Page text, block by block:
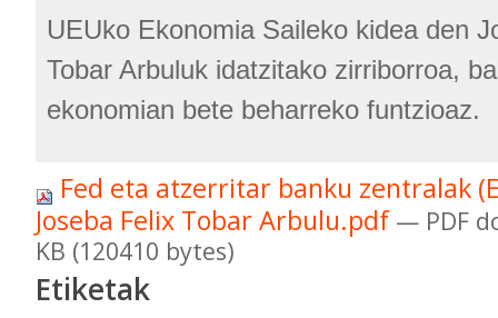
UEUko Ekonomia Saileko kidea den
Tobar Arbuluk idatzitako zirriborroa,
ekonomian bete beharreko funtzioaz.
Fed eta atzerritar banku zentralak
Joseba Felix Tobar Arbulu.pdf — PDF
KB (120410 bytes)
Etiketak